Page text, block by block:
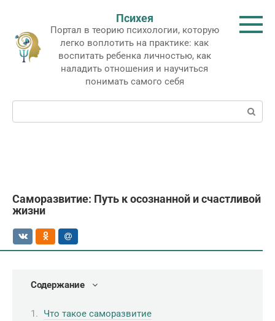
контенту
Психея
Портал в теорию психологии, которую
легко воплотить на практике: как
воспитать ребенка личностью, как
наладить отношения и научиться
понимать самого себя
Поиск:
Саморазвитие: Путь к осознанной и счастливой
жизни
Содержание
Что такое саморазвитие